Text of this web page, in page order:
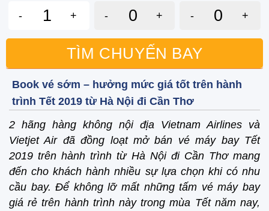
- + - + - +
TÌM CHUYẾN BAY
Book vé sớm – hưởng mức giá tốt trên hành
trình Tết 2019 từ Hà Nội đi Cần Thơ
2 hãng hàng không nội địa Vietnam Airlines và
Vietjet Air đã đồng loạt mở bán vé máy bay Tết
2019 trên hành trình từ Hà Nội đi Cần Thơ mang
đến cho khách hành nhiều sự lựa chọn khi có nhu
cầu bay. Để không lỡ mất những tấm vé máy bay
giá rẻ trên hành trình này trong mùa Tết năm nay,